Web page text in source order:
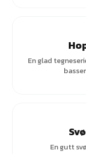
En glad
En gutt